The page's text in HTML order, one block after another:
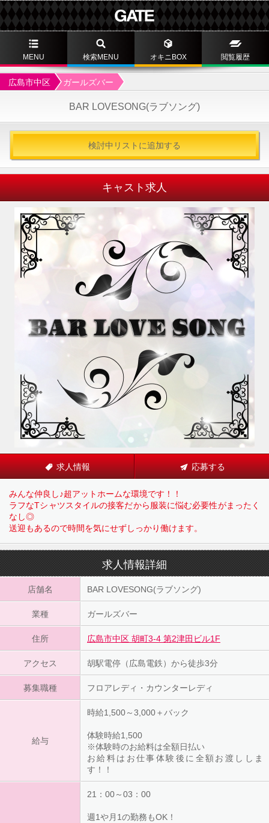
MENU 検索MENU オキニBOX 閲覧履歴
広島市中区 ガールズバー
BAR LOVESONG(ラブソング)
検討中リストに追加する
キャスト求人
求人情報 応募する
みんな仲良し♪超アットホームな環境です！！
ラフなTシャツスタイルの接客だから服装に悩む必要性がまったく
なし◎
送迎もあるので時間を気にせずしっかり働けます。
求人情報詳細
店舗名 BAR LOVESONG(ラブソング)
業種 ガールズバー
住所 広島市中区 胡町3-4 第2津田ビル1F
アクセス 胡駅電停（広島電鉄）から徒歩3分
募集職種 フロアレディ・カウンターレディ
給与
時給1,500～3,000＋バック
体験時給1,500
※体験時のお給料は全額日払い
お給料はお仕事体験後に全額お渡ししま
す！！
21：00～03：00
週1や月1の勤務もOK！